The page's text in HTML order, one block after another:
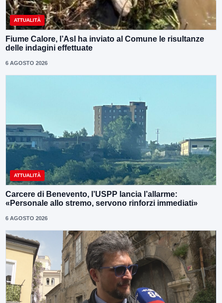
ATTUALITÀ
Fiume Calore, l’Asl ha inviato al Comune le risultanze
delle indagini effettuate
6 AGOSTO 2026
ATTUALITÀ
Carcere di Benevento, l’USPP lancia l’allarme:
«Personale allo stremo, servono rinforzi immediati»
6 AGOSTO 2026